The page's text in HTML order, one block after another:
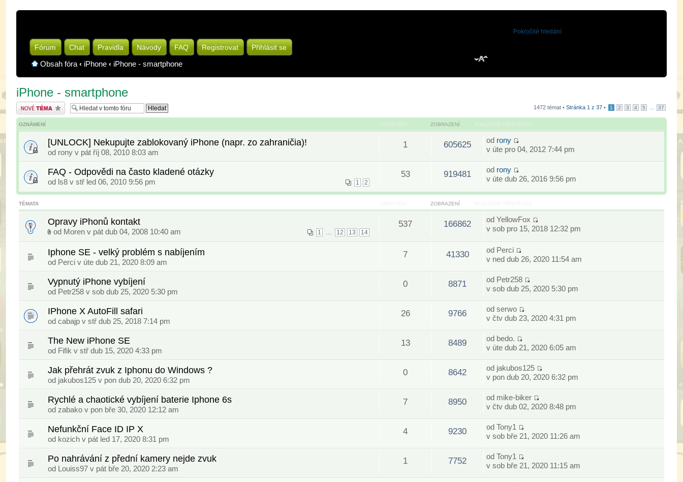
Fórum Chat Pravidla Návody FAQ Registrovat Přihlásit se
Obsah fóra ‹ iPhone ‹ iPhone - smartphone
Pokročilé hledání
iPhone - smartphone
Odeslat nové téma 1472 témat • Stránka 1 z 37 • 1 2 3 4 5 37
OZNÁMENÍ ODPOVĚDI ZOBRAZENÍ POSLEDNÍ PŘÍSPĚVEK
[UNLOCK] Nekupujte zablokovaný iPhone (napr. zo zahraničia)!
od rony v pát říj 08, 2010 8:03 am
1 605625 od rony
v úte pro 04, 2012 7:44 pm
FAQ - Odpovědi na často kladené otázky
1 2
od ls8 v stř led 06, 2010 9:56 pm
53 919481 od rony
v úte dub 26, 2016 9:56 pm
TÉMATA ZOBRAZENÍ
Opravy iPhonů kontakt
1 12 13 14
od Moren v pát dub 04, 2008 10:40 am
537 166862 odYellowFox
v sob pro 15, 2018 12:32 pm
Iphone SE - velký problém s nabíjením
od Perci v úte dub 21, 2020 8:09 am
7 41330 od Perci
v ned dub 26, 2020 11:54 am
Vypnutý iPhone vybíjení
od Petr258 v sob dub 25, 2020 5:30 pm
0 8871 od Petr258
v sob dub 25, 2020 5:30 pm
IPhone X AutoFill safari
od cabajp v stř dub 25, 2018 7:14 pm
26 9766 odserwo
v čtv dub 23, 2020 4:31 pm
The New iPhone SE
od Fifik v stř dub 15, 2020 4:33 pm
13 8489 od bedo.
v úte dub 21, 2020 6:05 am
Jak přehrát zvuk z Iphonu do Windows ?
od jakubos125 v pon dub 20, 2020 6:32 pm
0 8642 od jakubos125
v pon dub 20, 2020 6:32 pm
Rychlé a chaotické vybíjení baterie Iphone 6s
od zabako v pon bře 30, 2020 12:12 am
7 8950 od mike-biker
v čtv dub 02, 2020 8:48 pm
Nefunkční Face ID IP X
od kozich v pát led 17, 2020 8:31 pm
4 9230 odTony1
v sob bře 21, 2020 11:26 am
Po nahrávání z přední kamery nejde zvuk
od Louiss97 v pát bře 20, 2020 2:23 am
1 7752 odTony1
v sob bře 21, 2020 11:15 am